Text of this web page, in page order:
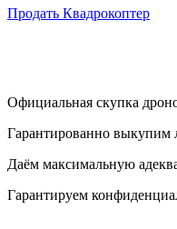
Продать Квадрокоптер
Официальная скупка
Гарантированно выкупим
Даём максимальную
Гарантируем